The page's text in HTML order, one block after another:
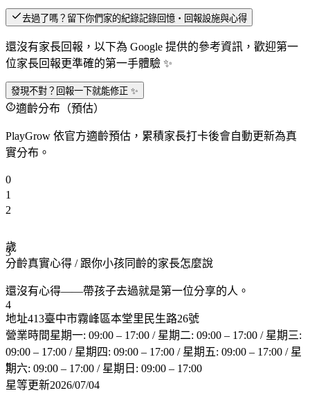
去過了嗎？留下你們家的紀錄記錄回憶・回報設施與心得
還沒有家長回報，以下為 Google 提供的參考資訊，歡迎第一
位家長回報更準確的第一手體驗 ✨
發現不對？回報一下就能修正 ✨
適齡分布（預估）
PlayGrow 依官方適齡預估，累積家長打卡後會自動更新為真
實分布。
0
1
2
3
4
5
歲
分齡真實心得 / 跟你小孩同齡的家長怎麼說
還沒有心得——帶孩子去過就是第一位分享的人。
地址413臺中市霧峰區本堂里民生路26號
營業時間星期一: 09:00 – 17:00 / 星期二: 09:00 – 17:00 / 星期三:
09:00 – 17:00 / 星期四: 09:00 – 17:00 / 星期五: 09:00 – 17:00 / 星
期六: 09:00 – 17:00 / 星期日: 09:00 – 17:00
星等更新2026/07/04